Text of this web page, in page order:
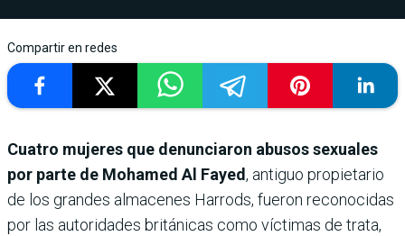
Compartir en redes
Cuatro mujeres que denunciaron abusos sexuales
por parte de Mohamed Al Fayed, antiguo propietario
de los grandes almacenes Harrods, fueron reconocidas
por las autoridades británicas como víctimas de trata,